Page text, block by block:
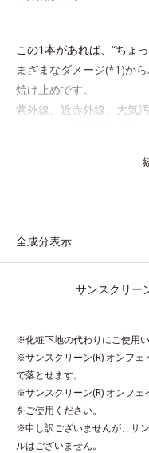
この1本があれば、“ちょ
まざまなダメージ(*1)か
焼け止めです。
紫外線、近赤外線、大気
や肌に。さらに超軽量粉
ずみずしい感触で肌に密
*2 空気中のちり・ほこり
アレルギーテスト済＝全て
はありません。
ノンコメドジェニックテス
ができないというわけでは
全成分表示
サンスクリー
※化粧下地の代わりにご使用い
※サンスクリーン(R) オンフェ
で落とせます。
※サンスクリーン(R) オンフェ
をご使用ください。
※申し訳ございませんが、サ
ルはございません。